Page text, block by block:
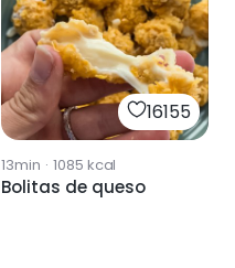
16155
13min · 1085 kcal
Bolitas de queso